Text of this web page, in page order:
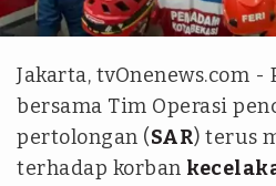
Tim tvOnenews/Adinda
Jakarta, tvOnenews.com -
bersama Tim Operasi
pertolongan (SAR) terus
terhadap korban